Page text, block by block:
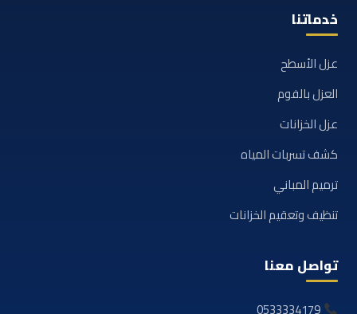
خدماتنا
عزل الأسطح
العزل بالفوم
عزل الخزانات
كشف تسربات المياه
ترميم المباني
تنظيف وتعقيم الخزانات
تواصل معنا